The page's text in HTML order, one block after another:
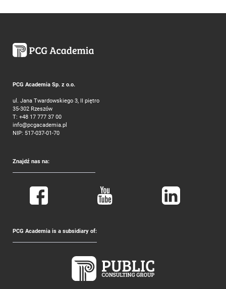
PCG Academia Sp. z o.o.
ul. Jana Twardowskiego 3, II piętro
35-302 Rzeszów
T: +48 17 777 37 00
info@pcgacademia.pl
NIP: 517-037-01-70
Znajdź nas na:
PCG Academia is a subsidiary of: